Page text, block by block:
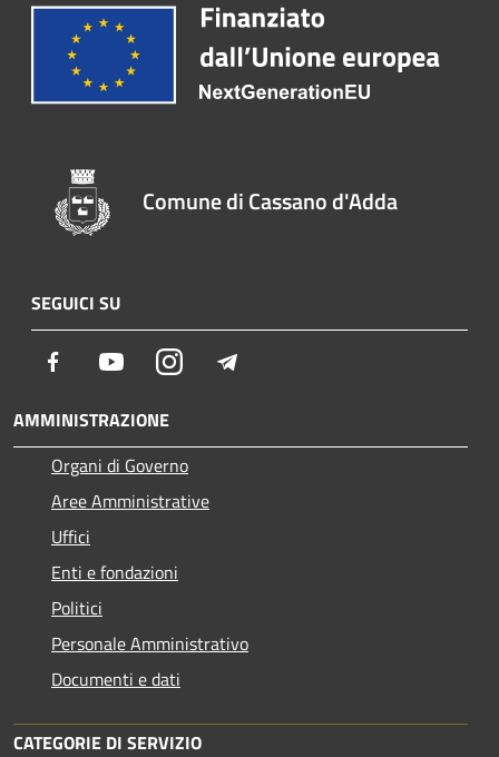
Comune di Cassano d'Adda
SEGUICI SU
Facebook YoutubeInstagram
AMMINISTRAZIONE
Organi di Governo
Aree Amministrative
Uffici
Enti e fondazioni
Politici
Personale Amministrativo
Documenti e dati
CATEGORIE DI SERVIZIO